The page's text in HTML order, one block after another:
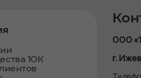
1ОК
ООО
г.